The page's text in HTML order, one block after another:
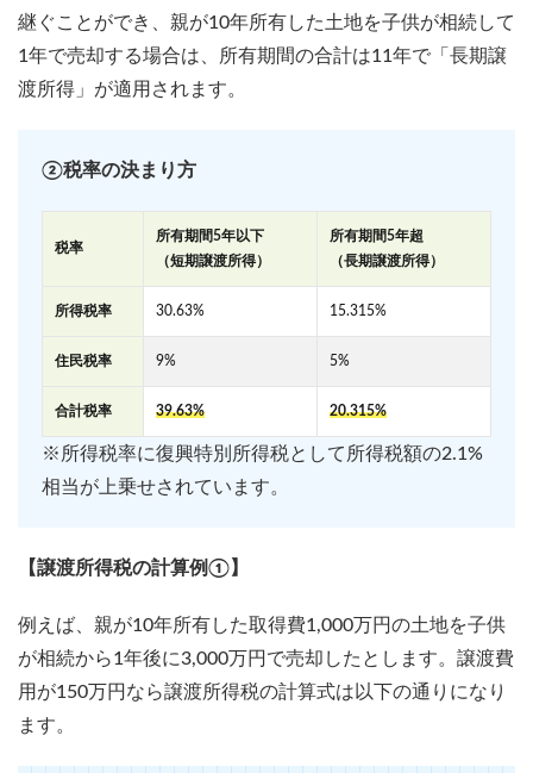
継ぐことができ、親が10年所有した土地を子供が相続して
1年で売却する場合は、所有期間の合計は11年で「長期譲
渡所得」が適用されます。
②税率の決まり方
税率
所有期間5年以下
（短期譲渡所得）
所有期間5年超
（長期譲渡所得）
所得税率 30.63% 15.315%
住民税率 9% 5%
合計税率 39.63% 20.315%
※所得税率に復興特別所得税として所得税額の2.1%
相当が上乗せされています。
【譲渡所得税の計算例①】
例えば、親が10年所有した取得費1,000万円の土地を子供
が相続から1年後に3,000万円で売却したとします。譲渡費
用が150万円なら譲渡所得税の計算式は以下の通りになり
ます。